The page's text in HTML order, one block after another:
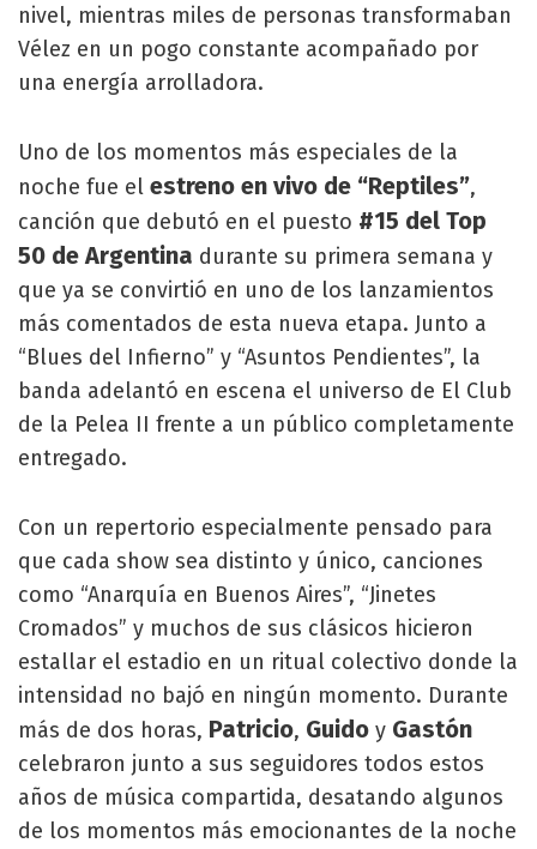
nivel, mientras miles de personas transformaban
Vélez en un pogo constante acompañado por
una energía arrolladora.
Uno de los momentos más especiales de la
noche fue el estreno en vivo de “Reptiles”,
canción que debutó en el puesto #15 del Top
50 de Argentina durante su primera semana y
que ya se convirtió en uno de los lanzamientos
más comentados de esta nueva etapa. Junto a
“Blues del Infierno” y “Asuntos Pendientes”, la
banda adelantó en escena el universo de El Club
de la Pelea II frente a un público completamente
entregado.
Con un repertorio especialmente pensado para
que cada show sea distinto y único, canciones
como “Anarquía en Buenos Aires”, “Jinetes
Cromados” y muchos de sus clásicos hicieron
estallar el estadio en un ritual colectivo donde la
intensidad no bajó en ningún momento. Durante
más de dos horas, Patricio, Guido y Gastón
celebraron junto a sus seguidores todos estos
años de música compartida, desatando algunos
de los momentos más emocionantes de la noche